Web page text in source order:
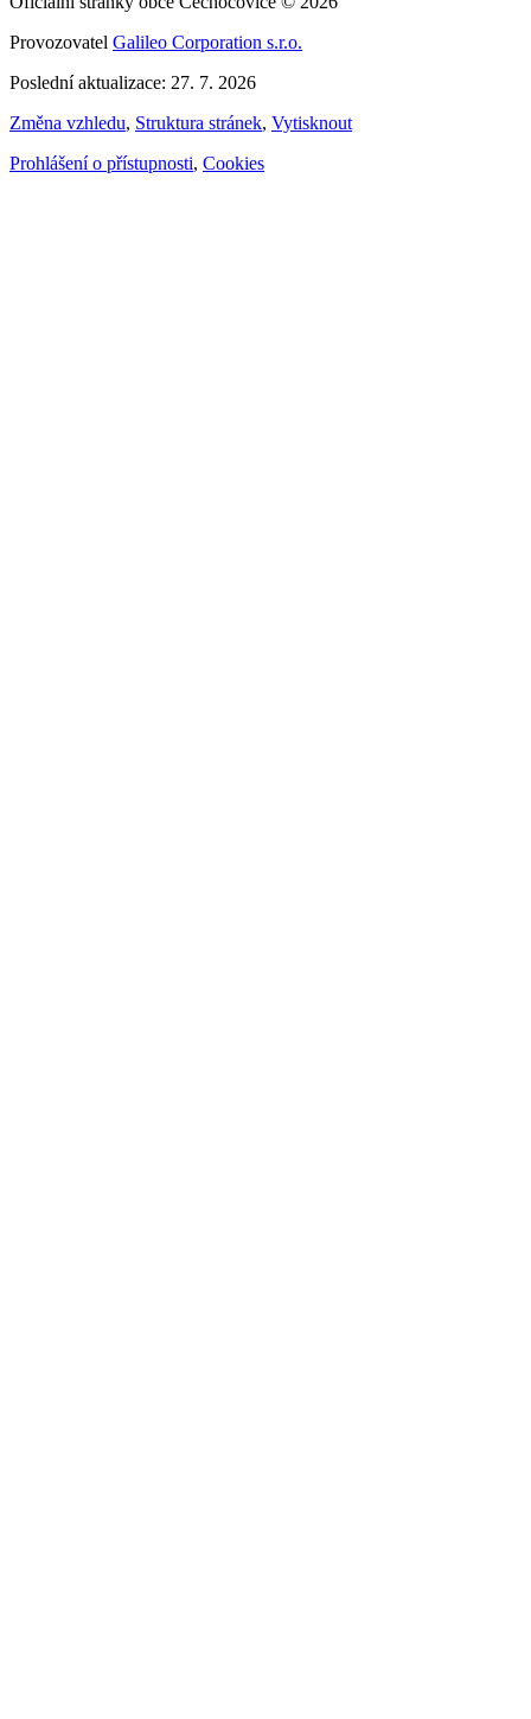
Provozovatel Galileo Corporation s.r.o.
Poslední aktualizace: 27. 7. 2026
Změna vzhledu, Struktura stránek, Vytisknout
Prohlášení o přístupnosti, Cookies